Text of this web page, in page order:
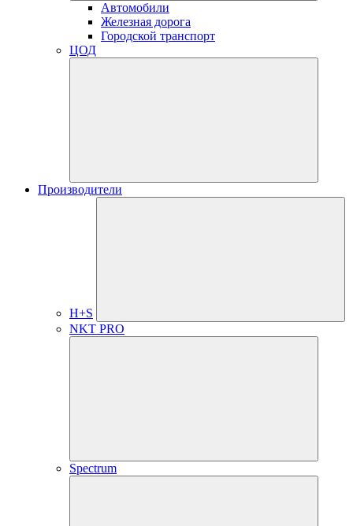
Автомобили
Железная дорога
Городской транспорт
ЦОД
Производители
H+S
NKT PRO
Spectrum